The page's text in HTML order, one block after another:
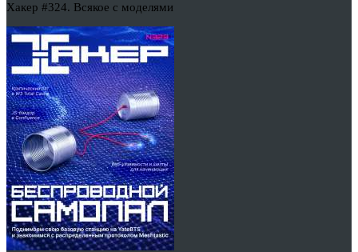
Хакер #324. Всякое с моделями